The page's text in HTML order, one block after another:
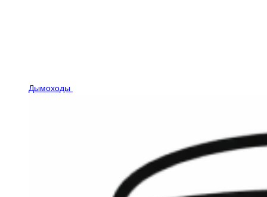
Дымоходы